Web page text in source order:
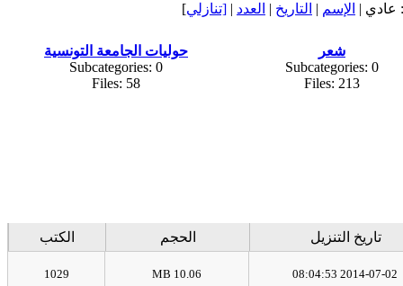
| الإسم | التاريخ | العدد | [تنازلي]
شعر
Subcategories: 0
Files: 213
حوليات الجامعة التونسية
Subcategories: 0
Files: 58
تاريخ التنزيل الحجم الكتب
2014-07-02 08:04:53
10.06 MB
1029